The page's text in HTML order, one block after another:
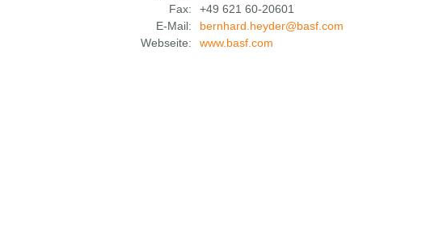
Fax:
E-Mail:
Webseite:
+49 621 60-20601
bernhard.heyder@basf.com
www.basf.com